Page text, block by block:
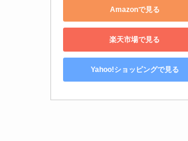
Amazonで見る
楽天市場で見る
Yahoo!ショッピングで見る